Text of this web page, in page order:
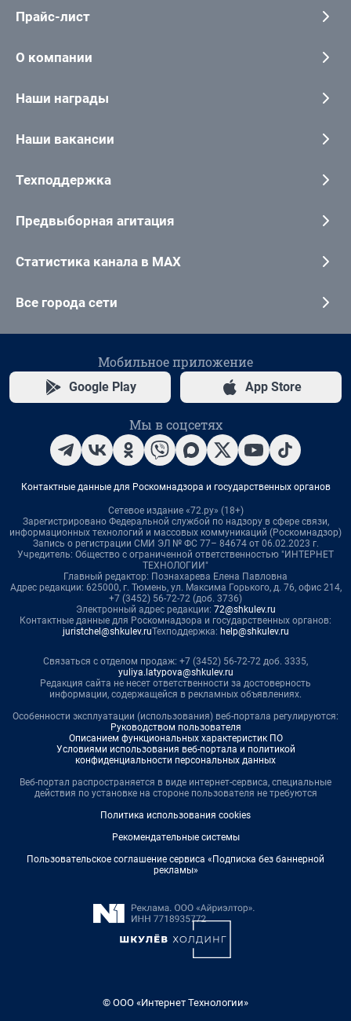
Прайс-лист
О компании
Наши награды
Наши вакансии
Техподдержка
Предвыборная агитация
Статистика канала в MAX
Все города сети
Мобильное приложение
Google Play App Store
Мы в соцсетях
Контактные данные для Роскомнадзора и государственных органов
Сетевое издание «72.ру» (18+)
Зарегистрировано Федеральной службой по надзору в сфере связи,
информационных технологий и массовых коммуникаций (Роскомнадзор)
Запись о регистрации СМИ ЭЛ № ФС 77– 84674 от 06.02.2023 г.
Учредитель: Общество с ограниченной ответственностью "ИНТЕРНЕТ
ТЕХНОЛОГИИ"
Главный редактор: Познахарева Елена Павловна
Адрес редакции: 625000, г. Тюмень, ул. Максима Горького, д. 76, офис 214,
+7 (3452) 56-72-72 (доб. 3736)
Электронный адрес редакции: 72@shkulev.ru
Контактные данные для Роскомнадзора и государственных органов:
juristchel@shkulev.ruТехподдержка: help@shkulev.ru
Связаться с отделом продаж: +7 (3452) 56-72-72 доб. 3335,
yuliya.latypova@shkulev.ru
Редакция сайта не несет ответственности за достоверность
информации, содержащейся в рекламных объявлениях.
Особенности эксплуатации (использования) веб-портала регулируются:
Руководством пользователя
Описанием функциональных характеристик ПО
Условиями использования веб-портала и политикой
конфиденциальности персональных данных
Веб-портал распространяется в виде интернет-сервиса, специальные
действия по установке на стороне пользователя не требуются
Политика использования cookies
Рекомендательные системы
Пользовательское соглашение сервиса «Подписка без баннерной
рекламы»
© ООО «Интернет Технологии»